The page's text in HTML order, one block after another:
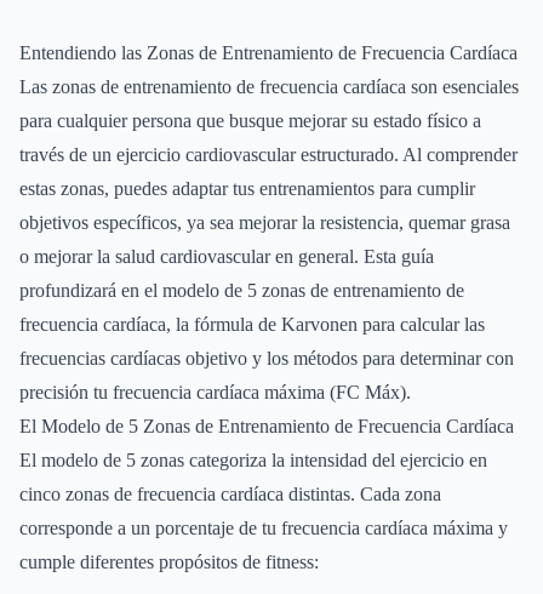
Entendiendo las Zonas de Entrenamiento de Frecuencia Cardíaca
Las zonas de entrenamiento de frecuencia cardíaca son esenciales
para cualquier persona que busque mejorar su estado físico a
través de un ejercicio cardiovascular estructurado. Al comprender
estas zonas, puedes adaptar tus entrenamientos para cumplir
objetivos específicos, ya sea mejorar la resistencia, quemar grasa
o mejorar la salud cardiovascular en general. Esta guía
profundizará en el modelo de 5 zonas de entrenamiento de
frecuencia cardíaca, la fórmula de Karvonen para calcular las
frecuencias cardíacas objetivo y los métodos para determinar con
precisión tu frecuencia cardíaca máxima (FC Máx).
El Modelo de 5 Zonas de Entrenamiento de Frecuencia Cardíaca
El modelo de 5 zonas categoriza la intensidad del ejercicio en
cinco zonas de frecuencia cardíaca distintas. Cada zona
corresponde a un porcentaje de tu frecuencia cardíaca máxima y
cumple diferentes propósitos de fitness: